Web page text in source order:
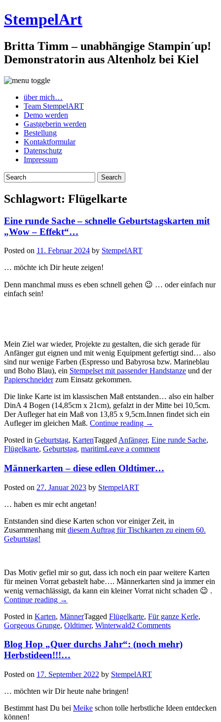
StempelArt
Britta Timm – unabhängige Stampin´up!
Demonstratorin aus Altenholz bei Kiel
über mich…
Team StempelART
Demo werden
Gastgeberin werden
Bestellung
Kontaktformular
Datenschutz
Impressum
Schlagwort: Flügelkarte
Eine runde Sache – schnelle Geburtstagskarten mit
„Wow – Effekt“…
Posted on 11. Februar 2024 by StempelART
… möchte ich Dir heute zeigen!
Denn manchmal muss es eben schnell gehen 😉 … oder einfach nur
einfach sein!
Mein Ziel war wieder, Projekte zu gestalten, die sich gerade für
Anfänger gut eignen und mit wenig Equipment gefertigt sind… also
sind nur wenige Farben (Espresso und Babyrosa bzw. Marineblau
und Boho Blau), ein Stempelset mit passender Handstanze und der
Papierschneiderzum Einsatz gekommen.
Die linke Karte ist im klassischen Maß entstanden… also ein halber
DinA 4 Bogen (14,85cm x 21cm), gefalzt in der Mitte bei 10,5cm.
Der Aufleger hat ein Maß von 13,85 x 9,5cm.Innen findet sich ein
Aufleger im gleichen Maß. Continue reading „Eine
Sache
–
Geburtstagskarten
→
Posted in Geburtstag, KartenTagged Anfänger, Eine runde Sache,
Flügelkarte, Geburtstag, maritimLeave a comment
Männerkarten – diese edlen Oldtimer…
Posted on 27. Januar 2023 by StempelART
… haben es mir echt angetan!
Entstanden sind diese Karten schon vor einiger Zeit, in
Zusammenhang mit diesem Auftrag für Tischkarten zu einem 60.
Geburtstag!
Das Motiv gefiel mir so gut, dass ich noch ein paar weitere Karten
für meinen Vorrat gebastelt habe…. Männerkarten sind ja immer ein
wenig vernachlässigt, da kann ein kleiner Vorrat nicht schaden 😉 .
Continue reading „Männerkarten
diese
edlen
→
Posted in Karten, MännerTagged Flügelkarte, Für ganze Kerle,
Gorgeous Grunge, Oldtimer, Winterwald2 Comments
Blog Hop „Quer durchs Jahr“: (noch mehr)
Herbstideen!!!…
Posted on 17. September 2022 by StempelART
… möchten wir Dir heute nahe bringen!
Bestimmt hast Du bei Meike schon tolle herbstliche Ideen entdecken
können!